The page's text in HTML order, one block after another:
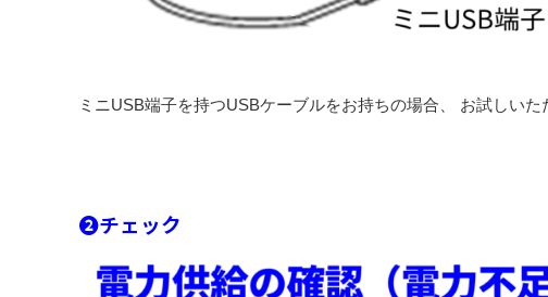
ミニUSB端子を持つUSBケーブルをお持ちの場合、 お試しい
❷チェック